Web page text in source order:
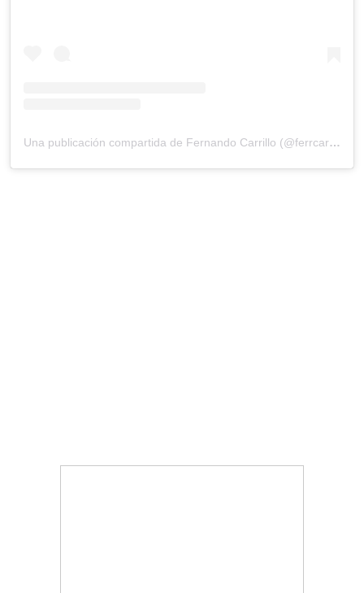
Una publicación compartida de Fernando Carrillo (@ferrcarrillo)